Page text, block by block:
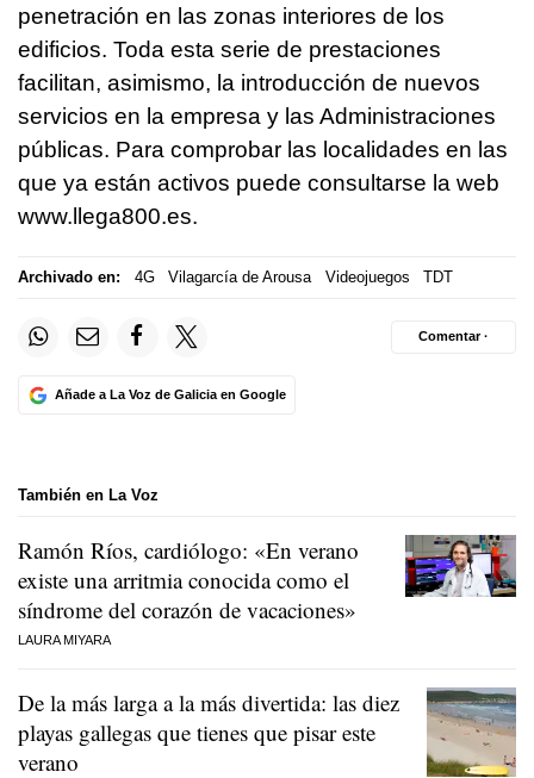
penetración en las zonas interiores de los
edificios. Toda esta serie de prestaciones
facilitan, asimismo, la introducción de nuevos
servicios en la empresa y las Administraciones
públicas. Para comprobar las localidades en las
que ya están activos puede consultarse la web
www.llega800.es.
Archivado en: 4G Vilagarcía de Arousa Videojuegos TDT
Añade a La Voz de Galicia en Google
Comentar ·
También en La Voz
Ramón Ríos, cardiólogo: «En verano
existe una arritmia conocida como el
síndrome del corazón de vacaciones»
LAURA MIYARA
De la más larga a la más divertida: las diez
playas gallegas que tienes que pisar este
verano